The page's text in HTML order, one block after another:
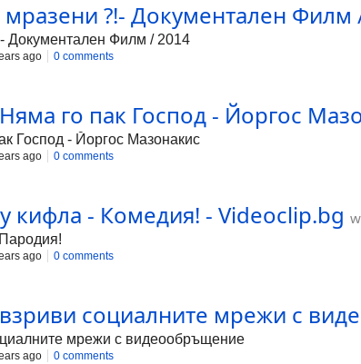
?!- Документален Филм
Документален Филм / 2014
ago 0 comments
го пак Господ - Йоргос
Господ - Йоргос Мазонакис
ago 0 comments
кифла - Комедия! - Videoclip.bg
ago 0 comments
социалните мрежи с
мрежи с видеообръщение
ago 0 comments